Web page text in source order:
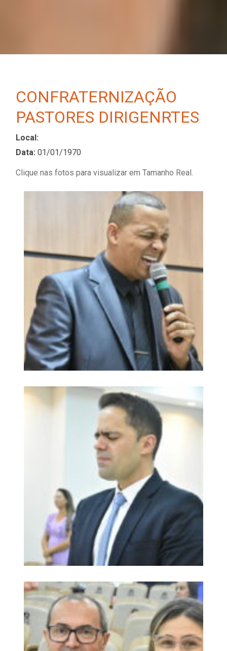
CONFRATERNIZAÇÃO
PASTORES DIRIGENRTES
Local:
Data: 01/01/1970
Clique nas fotos para visualizar em Tamanho Real.